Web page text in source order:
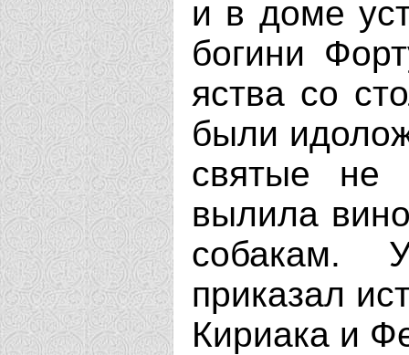
и в доме
богини
яства со
были
святые не
вылила
собакам.
приказал
Кириака и